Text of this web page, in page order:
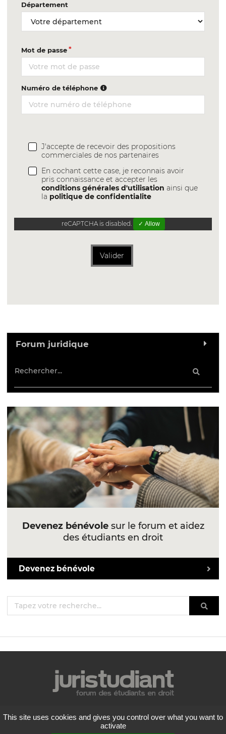
Département
Mot de passe
Numéro de téléphone
J'accepte de recevoir des propositions
commerciales de nos partenaires
En cochant cette case, je reconnais avoir
pris connaissance et accepter les
conditions générales d'utilisation ainsi que
la politique de confidentialite
reCAPTCHA is disabled. ✓ Allow
Valider
Forum juridique
Devenez bénévolesur le forum et aidez
des étudiants en droit
Devenez bénévole
Mentions légales
Politique de confidentialité
This site uses cookies and gives you control over what you want to
activate